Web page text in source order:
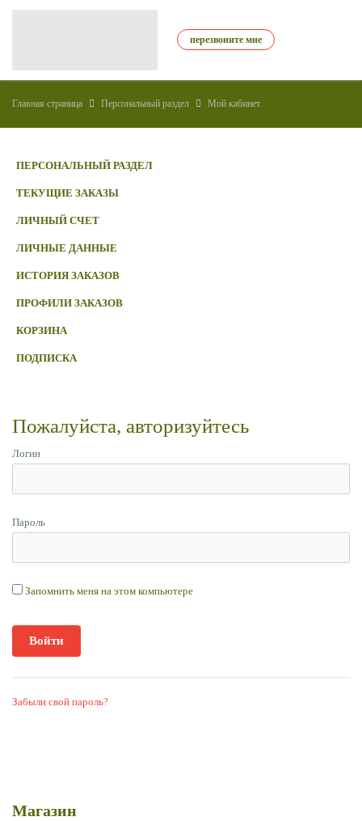
перезвоните мне
Главная страница Персональный раздел Мой кабинет
ПЕРСОНАЛЬНЫЙ РАЗДЕЛ
ТЕКУЩИЕ ЗАКАЗЫ
ЛИЧНЫЙ СЧЕТ
ЛИЧНЫЕ ДАННЫЕ
ИСТОРИЯ ЗАКАЗОВ
ПРОФИЛИ ЗАКАЗОВ
КОРЗИНА
ПОДПИСКА
Пожалуйста, авторизуйтесь
Логин
Пароль
Запомнить меня на этом компьютере
Забыли свой пароль?
Магазин